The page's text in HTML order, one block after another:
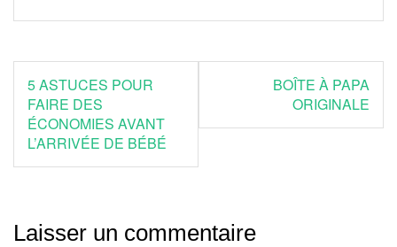
Navigation
de
l’article
5 ASTUCES POUR
FAIRE DES
ÉCONOMIES AVANT
L’ARRIVÉE DE BÉBÉ
BOÎTE À PAPA
ORIGINALE
Laisser un commentaire